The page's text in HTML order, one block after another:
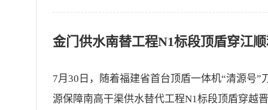
7月30日，随着福建省首台顶盾一体机“清源号”
源保障南高干渠供水替代工程N1标段顶盾穿越